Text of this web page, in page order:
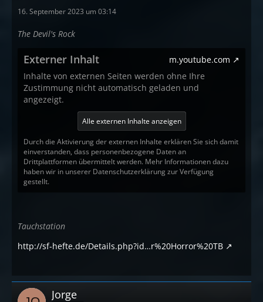
16. September 2023 um 03:14
The Devil's Rock
Externer Inhalt
m.youtube.com
Inhalte von externen Seiten werden ohne Ihre
Zustimmung nicht automatisch geladen und
angezeigt.
Alle externen Inhalte anzeigen
Durch die Aktivierung der externen Inhalte erklären Sie sich damit
einverstanden, dass personenbezogene Daten an
Drittplattformen übermittelt werden. Mehr Informationen dazu
haben wir in unserer Datenschutzerklärung zur Verfügung
gestellt.
Tauchstation
http://sf-hefte.de/Details.php?id…r%20Horror%20TB
Jorge